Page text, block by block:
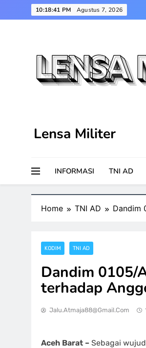
to
10:18:42 PM Agustus 7, 2026
Lensa Militer
INFORMASI TNI AD
Home TNI AD Dandim
KODIM TNI AD
Dandim 0105/
terhadap
Jalu.atmaja88@gmail.com
Aceh Barat – Sebagai